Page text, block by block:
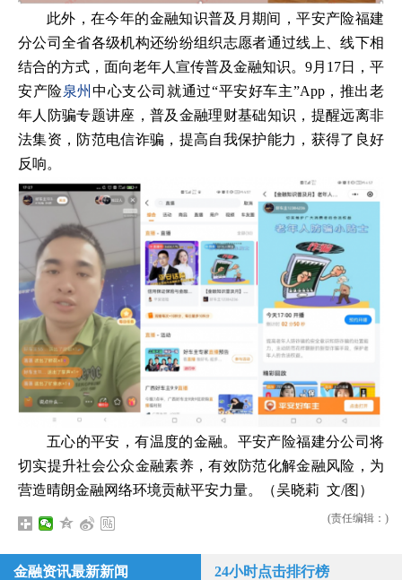
此外，在今年的金融知识普及月期间，平安产险福建
分公司全省各级机构还纷纷组织志愿者通过线上、线下相
结合的方式，面向老年人宣传普及金融知识。9月17日，平
安产险泉州中心支公司就通过“平安好车主”App，推出老
年人防骗专题讲座，普及金融理财基础知识，提醒远离非
法集资，防范电信诈骗，提高自我保护能力，获得了良好
反响。
五心的平安，有温度的金融。平安产险福建分公司将
切实提升社会公众金融素养，有效防范化解金融风险，为
营造晴朗金融网络环境贡献平安力量。（吴晓莉 文/图）
(责任编辑：)
金融资讯最新新闻 24小时点击排行榜